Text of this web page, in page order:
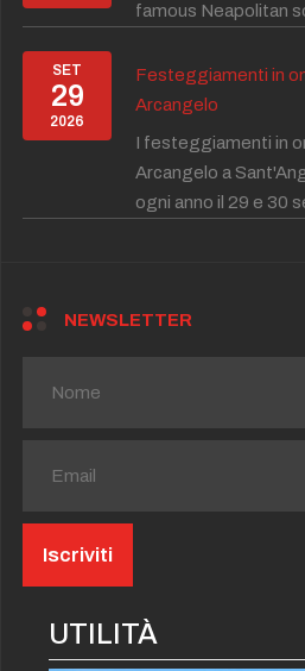
famous Neapolitan
SET
29
2026
Festeggiamenti in
Arcangelo
I festeggiamenti in
Arcangelo a
ogni anno il 29 e 30
NEWSLETTER
UTILITÀ